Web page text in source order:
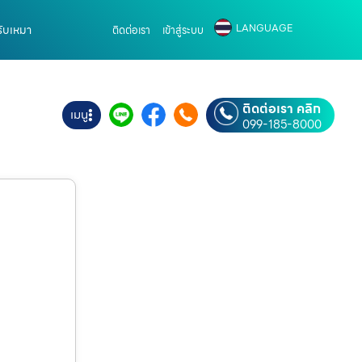
เหมา ติดต่อเรา เข้าสู่ระบบ LANGUAGE
เมนู ติดต่อเรา คลิก
099-185-8000